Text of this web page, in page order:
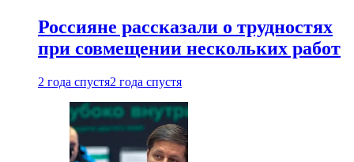
Россияне рассказали о трудностях
при совмещении нескольких работ
2 года спустя2 года спустя